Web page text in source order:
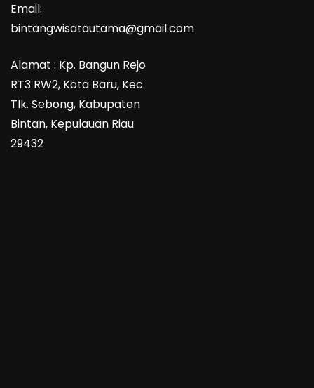
Email:
bintangwisatautama@gmail.com
Alamat : Kp. Bangun Rejo
RT3 RW2, Kota Baru, Kec.
Tlk. Sebong, Kabupaten
Bintan, Kepulauan Riau
29432